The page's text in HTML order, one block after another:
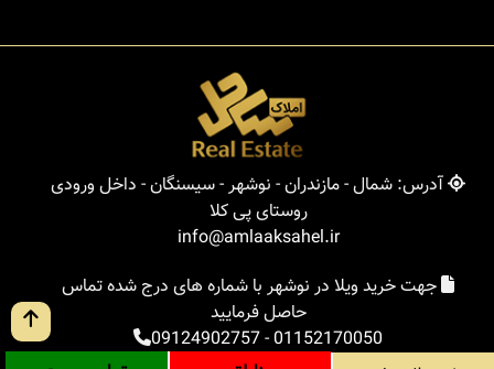
آدرس: شمال - مازندران - نوشهر - سیسنگان - داخل ورودی
روستای پی کلا
info@amlaaksahel.ir
جهت خرید ویلا در نوشهر با شماره های درج شده تماس
حاصل فرمایید
01152170050
-
09124902757